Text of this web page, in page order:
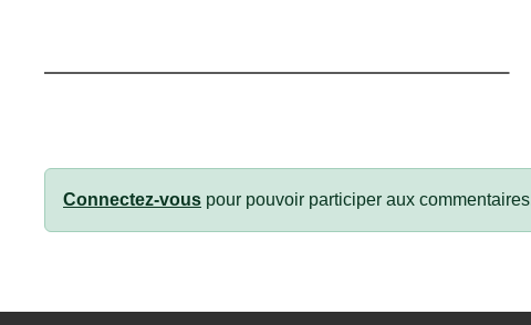
Connectez-vous pour pouvoir participer aux